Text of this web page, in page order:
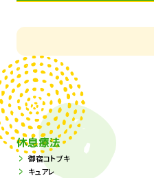
休息療法
御宿コトブキ
キュアレ